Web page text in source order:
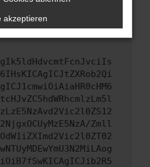
zu beheben. Du kannst
um uns bei der
Zmll
akzeptieren